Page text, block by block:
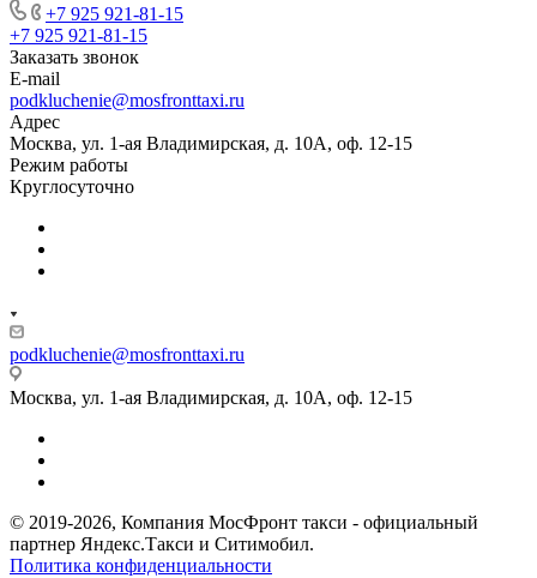
+7 925 921-81-15
+7 925 921-81-15
Заказать звонок
E-mail
podkluchenie@mosfronttaxi.ru
Адрес
Москва, ул. 1-ая Владимирская, д. 10А, оф. 12-15
Режим работы
Круглосуточно
podkluchenie@mosfronttaxi.ru
Москва, ул. 1-ая Владимирская, д. 10А, оф. 12-15
© 2019-2026, Компания МосФронт такси - официальный
партнер Яндекс.Такси и Ситимобил.
Политика конфиденциальности